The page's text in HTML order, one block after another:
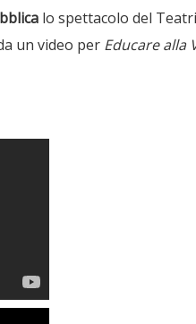
lo spettacolo del
un video per Educare alla